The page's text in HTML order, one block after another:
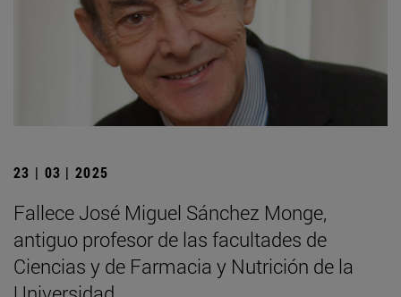
23 | 03 | 2025
Fallece José Miguel Sánchez Monge,
antiguo profesor de las facultades de
Ciencias y de Farmacia y Nutrición de la